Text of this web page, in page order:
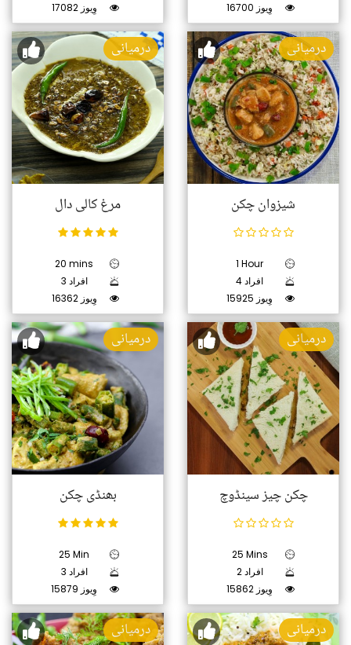
17082 وِیوز
16700 وِیوز
درمیانی
مرغ کالی دال
20 mins
3 افراد
16362 وِیوز
درمیانی
شیزوان چکن
1 Hour
4 افراد
15925 وِیوز
درمیانی
بھنڈی چکن
25 Min
3 افراد
15879 وِیوز
درمیانی
چکن چیز سینڈوچ
25 Mins
2 افراد
15862 وِیوز
درمیانی درمیانی